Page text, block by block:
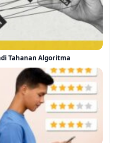
Tahanan Algoritma